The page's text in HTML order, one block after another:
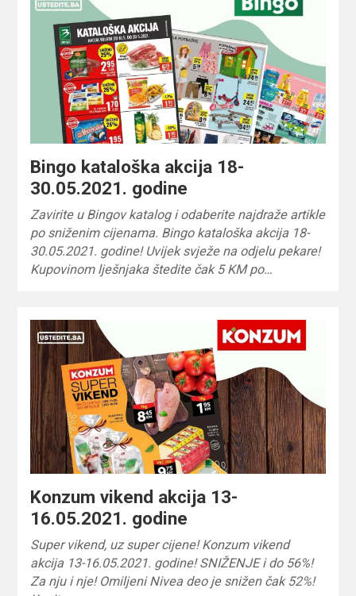
Bingo kataloška akcija 18-
30.05.2021. godine
Zavirite u Bingov katalog i odaberite najdraže artikle
po sniženim cijenama. Bingo kataloška akcija 18-
30.05.2021. godine! Uvijek svježe na odjelu pekare!
Kupovinom lješnjaka štedite čak 5 KM po…
Konzum vikend akcija 13-
16.05.2021. godine
Super vikend, uz super cijene! Konzum vikend
akcija 13-16.05.2021. godine! SNIŽENJE i do 56%!
Za nju i nje! Omiljeni Nivea deo je snižen čak 52%!